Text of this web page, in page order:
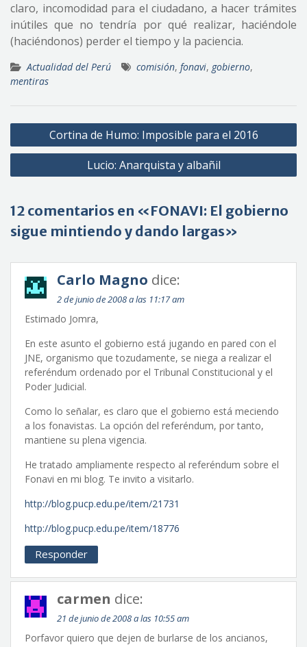
claro, incomodidad para el ciudadano, a hacer trámites
inútiles que no tendría por qué realizar, haciéndole
(haciéndonos) perder el tiempo y la paciencia.
Actualidad del Perú comisión, fonavi, gobierno,
mentiras
Navegación
de
Cortina de Humo: Imposible para el 2016
Lucio: Anarquista y albañil
12 comentarios en «FONAVI: El gobierno
sigue mintiendo y dando largas»
Carlo Magno dice:
2 de junio de 2008 a las 11:17 am
Estimado Jomra,
En este asunto el gobierno está jugando en pared con el
JNE, organismo que tozudamente, se niega a realizar el
referéndum ordenado por el Tribunal Constitucional y el
Poder Judicial.
Como lo señalar, es claro que el gobierno está meciendo
a los fonavistas. La opción del referéndum, por tanto,
mantiene su plena vigencia.
He tratado ampliamente respecto al referéndum sobre el
Fonavi en mi blog. Te invito a visitarlo.
http://blog.pucp.edu.pe/item/21731
http://blog.pucp.edu.pe/item/18776
Responder
carmen dice:
21 de junio de 2008 a las 10:55 am
Porfavor quiero que dejen de burlarse de los ancianos,